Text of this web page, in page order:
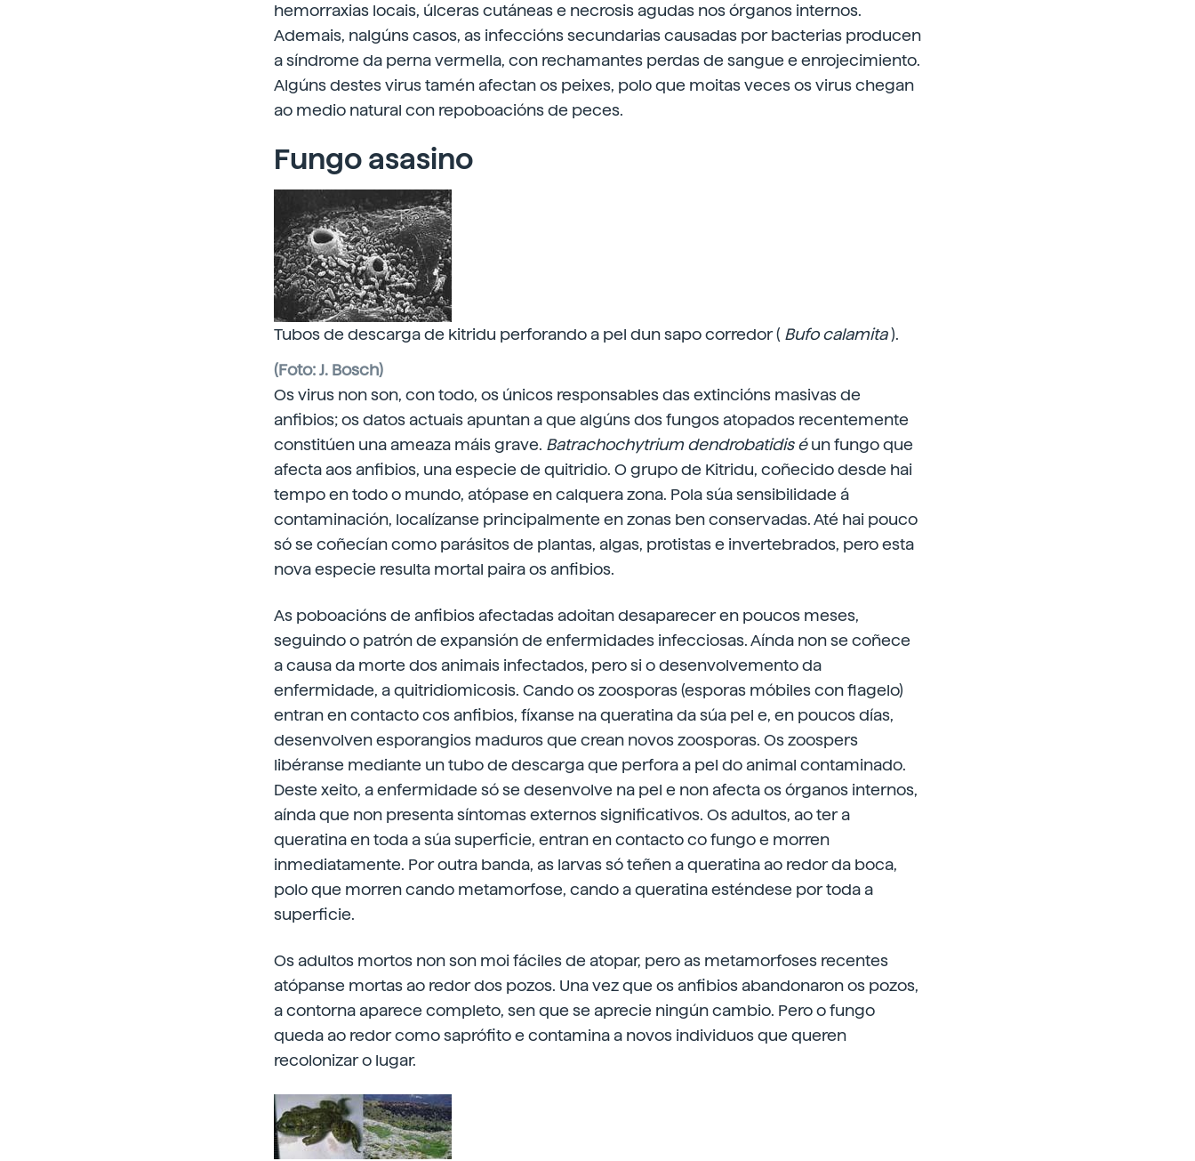
hemorraxias locais, úlceras cutáneas e necrosis agudas nos órganos internos.
Ademais, nalgúns casos, as infeccións secundarias causadas por bacterias producen
a síndrome da perna vermella, con rechamantes perdas de sangue e enrojecimiento.
Algúns destes virus tamén afectan os peixes, polo que moitas veces os virus chegan
ao medio natural con repoboacións de peces.
Fungo asasino
Tubos de descarga de kitridu perforando a pel dun sapo corredor ( Bufo calamita).
(Foto: J. Bosch)
Os virus non son, con todo, os únicos responsables das extincións masivas de
anfibios; os datos actuais apuntan a que algúns dos fungos atopados recentemente
constitúen una ameaza máis grave. Batrachochytrium dendrobatidis éun fungo que
afecta aos anfibios, una especie de quitridio. O grupo de Kitridu, coñecido desde hai
tempo en todo o mundo, atópase en calquera zona. Pola súa sensibilidade á
contaminación, localízanse principalmente en zonas ben conservadas. Até hai pouco
só se coñecían como parásitos de plantas, algas, protistas e invertebrados, pero esta
nova especie resulta mortal paira os anfibios.
As poboacións de anfibios afectadas adoitan desaparecer en poucos meses,
seguindo o patrón de expansión de enfermidades infecciosas. Aínda non se coñece
a causa da morte dos animais infectados, pero si o desenvolvemento da
enfermidade, a quitridiomicosis. Cando os zoosporas (esporas móbiles con flagelo)
entran en contacto cos anfibios, fíxanse na queratina da súa pel e, en poucos días,
desenvolven esporangios maduros que crean novos zoosporas. Os zoospers
libéranse mediante un tubo de descarga que perfora a pel do animal contaminado.
Deste xeito, a enfermidade só se desenvolve na pel e non afecta os órganos internos,
aínda que non presenta síntomas externos significativos. Os adultos, ao ter a
queratina en toda a súa superficie, entran en contacto co fungo e morren
inmediatamente. Por outra banda, as larvas só teñen a queratina ao redor da boca,
polo que morren cando metamorfose, cando a queratina esténdese por toda a
superficie.
Os adultos mortos non son moi fáciles de atopar, pero as metamorfoses recentes
atópanse mortas ao redor dos pozos. Una vez que os anfibios abandonaron os pozos,
a contorna aparece completo, sen que se aprecie ningún cambio. Pero o fungo
queda ao redor como saprófito e contamina a novos individuos que queren
recolonizar o lugar.